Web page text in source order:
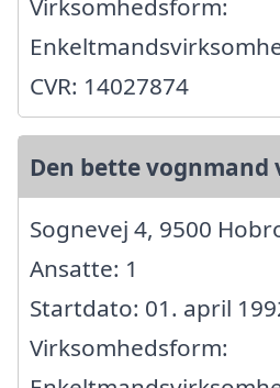
Virksomhedsform:
CVR: 14027874
Den bette vognmand
Sognevej 4, 9500
Ansatte: 1
Startdato: 01. april
Virksomhedsform: